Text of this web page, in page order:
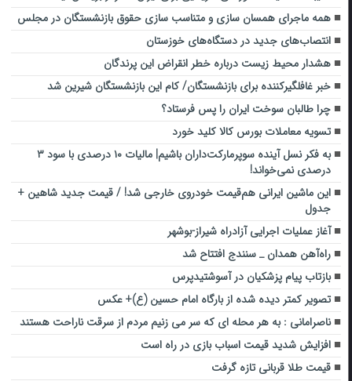
همه ماجرای همسان سازی و متناسب سازی حقوق بازنشستگان در مجلس
انتصاب‌های جدید در دستگاه‌های خوزستان
هشدار محیط زیست درباره خطر انقراض این پرندگان
خبر غافلگیرکننده برای بازنشستگان/ کام این بازنشستگان شیرین شد
چرا طالبان سوخت ایران را پس فرستاد؟
تسویه معاملات بورس کالا کلید خورد
به فکر نسل آینده سوپرمارکت‌داران باشیم| مالیات ۱۰ درصدی با سود ۳
درصدی نمی‌خواند!
این ماشین ایرانی هم‌قیمت خودروی خارجی شد! / قیمت جدید شاهین +
جدول
آغاز عملیات اجرایی آزادراه شیراز-بوشهر
راه‌آهن همدان _ سنندج افتتاح شد
بازتاب پیام پزشکیان در آسوشتیدپرس
تصویر کمتر دیده شده از بارگاه امام حسین (ع)+ عکس
ناصرامانی : به هر محله ای که سر می زنیم مردم از سرقت ناراحت هستند
افزایش شدید قیمت اسباب بازی در راه است
قیمت طلا قربانی تازه گرفت